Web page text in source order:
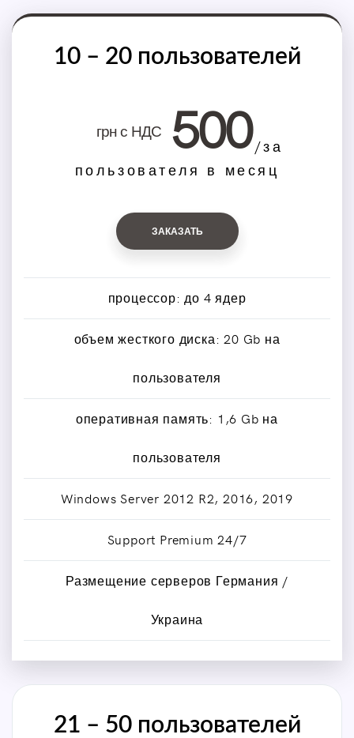
10 – 20 пользователей
грн с НДС 500 /за
пользователя в месяц
ЗАКАЗАТЬ
процессор: до 4 ядер
объем жесткого диска: 20 Gb на
пользователя
оперативная память: 1,6 Gb на
пользователя
Windows Server 2012 R2, 2016, 2019
Support Premium 24/7
Размещение серверов Германия /
Украина
21 – 50 пользователей